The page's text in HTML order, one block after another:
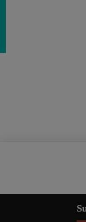
información relevante.